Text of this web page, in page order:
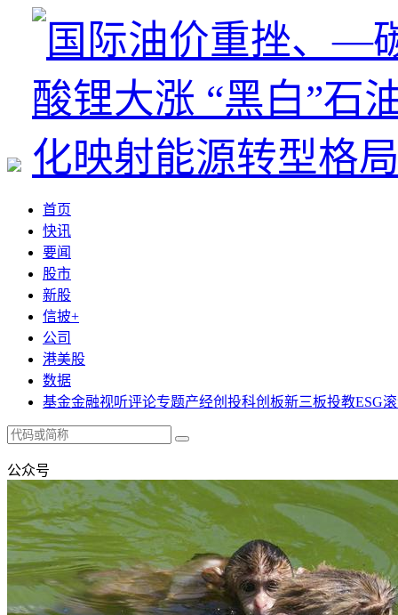
首页
快讯
要闻
股市
新股
信披+
公司
港美股
数据
基金金融视听评论专题产经创投科创板新三板投教ESG
公众号